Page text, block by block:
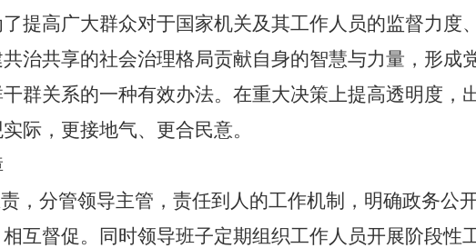
提高广大群众对于国家机关及其工作人员的监督力度
治共享的社会治理格局贡献自身的智慧与力量，形
群关系的一种有效办法。在重大决策上提高透明度，
际，更接地气、更合民意。
，分管领导主管，责任到人的工作机制，明确政务公
互督促。同时领导班子定期组织工作人员开展阶段